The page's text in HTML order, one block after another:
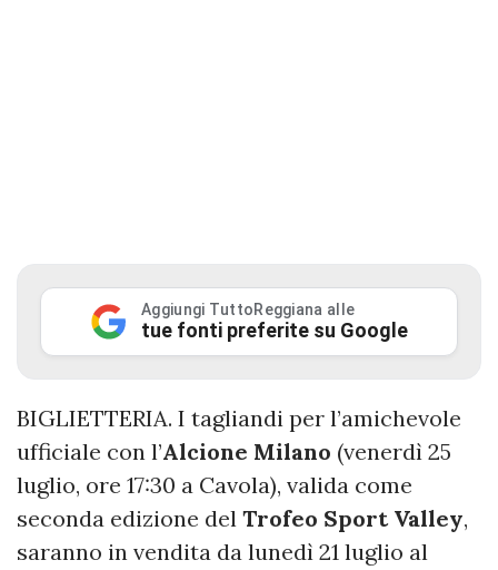
Aggiungi TuttoReggiana alle
tue fonti preferite su Google
BIGLIETTERIA. I tagliandi per l’amichevole
ufficiale con l’Alcione Milano (venerdì 25
luglio, ore 17:30 a Cavola), valida come
seconda edizione del Trofeo Sport Valley,
saranno in vendita da lunedì 21 luglio al